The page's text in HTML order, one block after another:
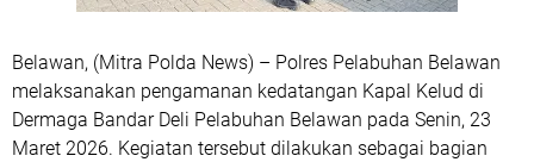
Belawan, (Mitra Polda News) – Polres Pelabuhan Belawan
melaksanakan pengamanan kedatangan Kapal Kelud di
Dermaga Bandar Deli Pelabuhan Belawan pada Senin, 23
Maret 2026. Kegiatan tersebut dilakukan sebagai bagian